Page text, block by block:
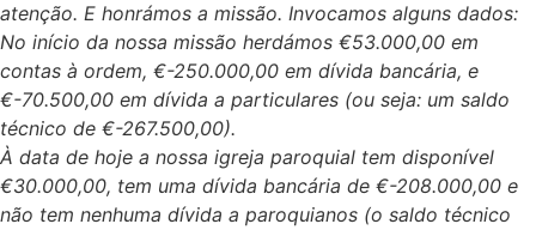
atenção. E honrámos a missão. Invocamos alguns dados:
No início da nossa missão herdámos €53.000,00 em
contas à ordem, €-250.000,00 em dívida bancária, e
€-70.500,00 em dívida a particulares (ou seja: um saldo
técnico de €-267.500,00).
À data de hoje a nossa igreja paroquial tem disponível
€30.000,00, tem uma dívida bancária de €-208.000,00 e
não tem nenhuma dívida a paroquianos (o saldo técnico